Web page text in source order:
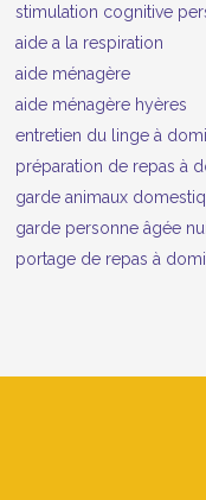
stimulation cognitive
aide a la respiration
aide ménagère
aide ménagère hyères
entretien du linge à
préparation de repas à
garde animaux
garde personne âgée
portage de repas à